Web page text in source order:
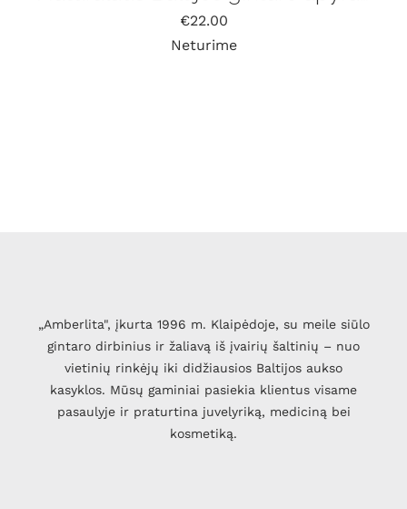
€22.00
Neturime
„Amberlita", įkurta 1996 m. Klaipėdoje, su meile siūlo
gintaro dirbinius ir žaliavą iš įvairių šaltinių – nuo
vietinių rinkėjų iki didžiausios Baltijos aukso
kasyklos. Mūsų gaminiai pasiekia klientus visame
pasaulyje ir praturtina juvelyriką, mediciną bei
kosmetiką.